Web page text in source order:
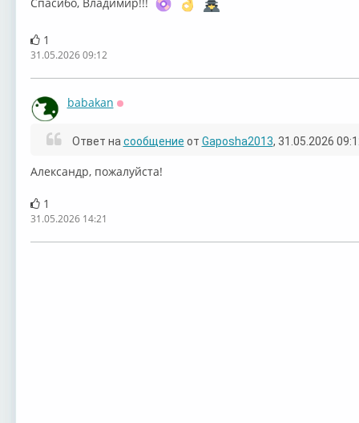
1
31.05.2026 09:12
babakan
Ответ на сообщение от Gaposha2013, 31.05.2026
⁣Александр, пожалуйста!
1
31.05.2026 14:21